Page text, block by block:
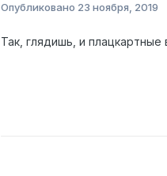
Опубликовано 23 ноября, 2019
Так, глядишь, и